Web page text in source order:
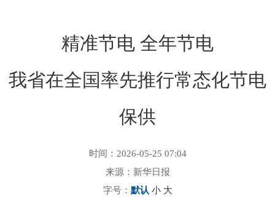
精准节电 全年节电
我省在全国率先推行常态化节电
保供
时间：2026-05-25 07:04
来源：新华日报
字号： 默认 小 大